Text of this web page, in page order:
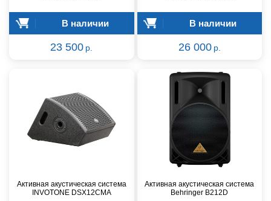
В наличии
23 500 р.
В наличии
26 000 р.
Активная акустическая система
INVOTONE DSX12CMA
Активная акустическая система
Behringer B212D